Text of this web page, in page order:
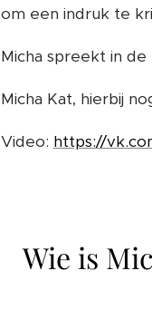
om een indruk te
Micha spreekt in
Micha Kat, hierbij
Video: https://
Wie is